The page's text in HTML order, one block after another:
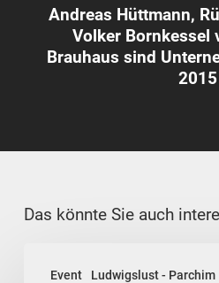
Andreas Hüttmann,
Volker Bornkessel
Brauhaus sind
2015
Das könnte Sie auch
Event Ludwigslust - Parchim